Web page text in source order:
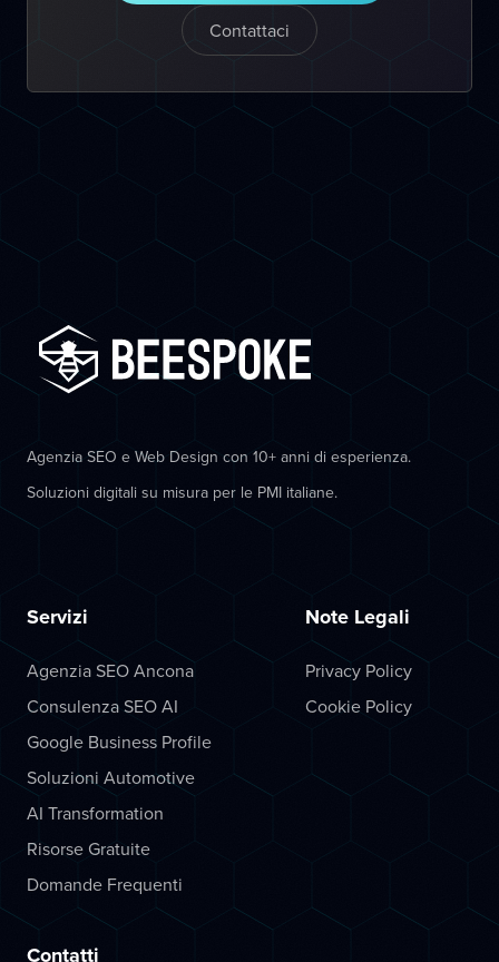
Contattaci
Agenzia SEO e Web Design con 10+ anni di esperienza.
Soluzioni digitali su misura per le PMI italiane.
Servizi
Agenzia SEO Ancona
Consulenza SEO AI
Google Business Profile
Soluzioni Automotive
AI Transformation
Risorse Gratuite
Domande Frequenti
Note Legali
Privacy Policy
Cookie Policy
Contatti